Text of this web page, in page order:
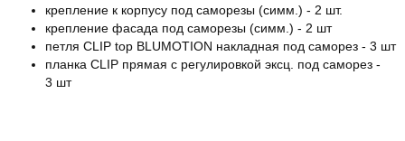
крепление к корпусу под саморезы (симм.) - 2 шт.
крепление фасада под саморезы (симм.) - 2 шт
петля CLIP top BLUMOTION накладная под саморез - 3 шт
планка CLIP прямая с регулировкой эксц. под саморез -
3 шт